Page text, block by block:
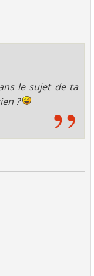
le sujet de ta
?